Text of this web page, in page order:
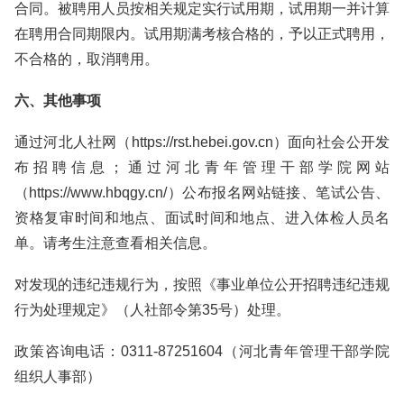
合同。被聘用人员按相关规定实行试用期，试用期一并计算
在聘用合同期限内。试用期满考核合格的，予以正式聘用，
不合格的，取消聘用。
六、其他事项
通过河北人社网（https://rst.hebei.gov.cn）面向社会公开发
布招聘信息；通过河北青年管理干部学院网站
（https://www.hbqgy.cn/）公布报名网站链接、笔试公告、
资格复审时间和地点、面试时间和地点、进入体检人员名
单。请考生注意查看相关信息。
对发现的违纪违规行为，按照《事业单位公开招聘违纪违规
行为处理规定》（人社部令第35号）处理。
政策咨询电话：0311-87251604（河北青年管理干部学院
组织人事部）